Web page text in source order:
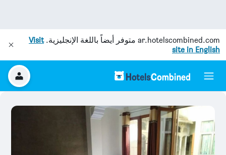
ar.hotelscombined.com متوفر أيضاً باللغة الإنجليزية.Visit
site in English